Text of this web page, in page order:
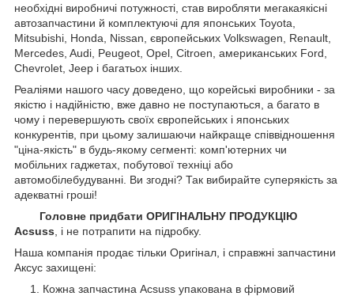
необхідні виробничі потужності, став виробляти мегакаякісні
автозапчастини й комплектуючі для японських Toyota,
Mitsubishi, Honda, Nissan, європейських Volkswagen, Renault,
Mercedes, Audi, Peugeot, Opel, Citroen, американських Ford,
Chevrolet, Jeep і багатьох інших.
Реаліями нашого часу доведено, що корейські виробники - за
якістю і надійністю, вже давно не поступаються, а багато в
чому і перевершують своїх європейських і японських
конкурентів, при цьому залишаючи найкраще співвідношення
"ціна-якість" в будь-якому сегменті: комп'ютерних чи
мобільних гаджетах, побутової техніці або
автомобілебудуванні. Ви згодні? Так вибирайте суперякість за
адекватні гроші!
Головне придбати ОРИГІНАЛЬНУ ПРОДУКЦІЮ
Acsuss , і не потрапити на підробку.
Наша компанія продає тільки Оригінал, і справжні запчастини
Аксус захищені:
Кожна запчастина Acsuss упакована в фірмовий